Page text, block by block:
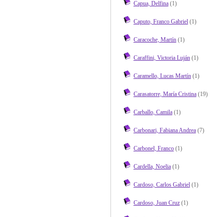
Capua, Delfina(1)
Caputo, Franco Gabriel(1)
Caracoche, Martín(1)
Caraffini, Victoria Luján(1)
Caramello, Lucas Martín(1)
Carasatorre, María Cristina(19)
Carballo, Camila(1)
Carbonari, Fabiana Andrea(7)
Carbonel, Franco(1)
Cardella, Noelia(1)
Cardoso, Carlos Gabriel(1)
Cardoso, Juan Cruz(1)